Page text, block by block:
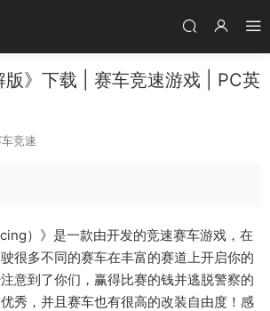
版》下载 | 赛车竞速游戏 | PC英
竞速
）》是一款由开发的竞速赛车游戏，在
很多不同的赛车在丰富的赛道上开启你的
意到了你们，赢得比赛的钱并逃脱警察的
秀，并且赛车也有很高的改装自由度！感